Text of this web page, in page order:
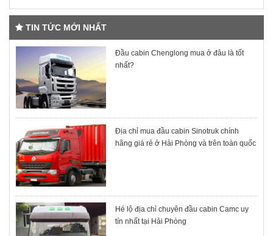
TIN TỨC MỚI NHẤT
Đầu cabin Chenglong mua ở đâu là tốt
nhất?
Địa chỉ mua đầu cabin Sinotruk chính
hãng giá rẻ ở Hải Phòng và trên toàn quốc
Hé lộ địa chỉ chuyên đầu cabin Camc uy
tín nhất tại Hải Phòng